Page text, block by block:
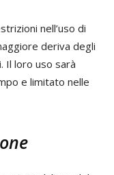
nell’uso di
deriva degli
Il loro uso sarà
e limitato nelle